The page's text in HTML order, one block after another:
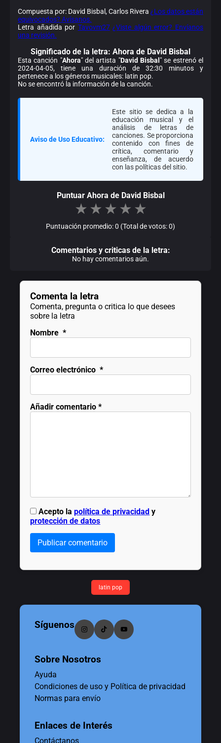
Compuesta por: David Bisbal, Carlos Rivera ¿Los datos están
equivocados? Avísanos.
Letra añadida por Tavovm27 ¿Viste algún error? Envíanos
una revisión.
Significado de la letra: Ahora de David Bisbal
Esta canción "Ahora" del artista "David Bisbal " se estrenó el
2024-04-05, tiene una duración de 32:30 minutos y
pertenece a los géneros musicales: latin pop.
No se encontró la información de la canción.
Aviso de Uso Educativo:
Este sitio se dedica a la
educación musical y el
análisis de letras de
canciones. Se proporciona
contenido con fines de
crítica, comentario y
enseñanza, de acuerdo
con las políticas del sitio.
Puntuar Ahora de David Bisbal
★ ★ ★ ★ ★
Puntuación promedio: 0 (Total de votos: 0)
Comentarios y criticas de la letra:
No hay comentarios aún.
Comenta la letra
Comenta, pregunta o critica lo que desees
sobre la letra
Nombre *
Correo electrónico *
Añadir comentario *
Acepto lapolítica de privacidad y
protección de datos
Publicar comentario
latin pop
Síguenos
Sobre Nosotros
Ayuda
Condiciones de uso y Política de privacidad
Normas para envío
Enlaces de Interés
Contáctanos